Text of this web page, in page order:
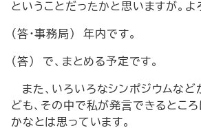
ということだったかと思いますが。よ
（答・事務局） 年内です。
（答） で、まとめる予定です。
また、いろいろなシンポジウムな
ども、その中で私が発言できるとこ
かなとは思っています。